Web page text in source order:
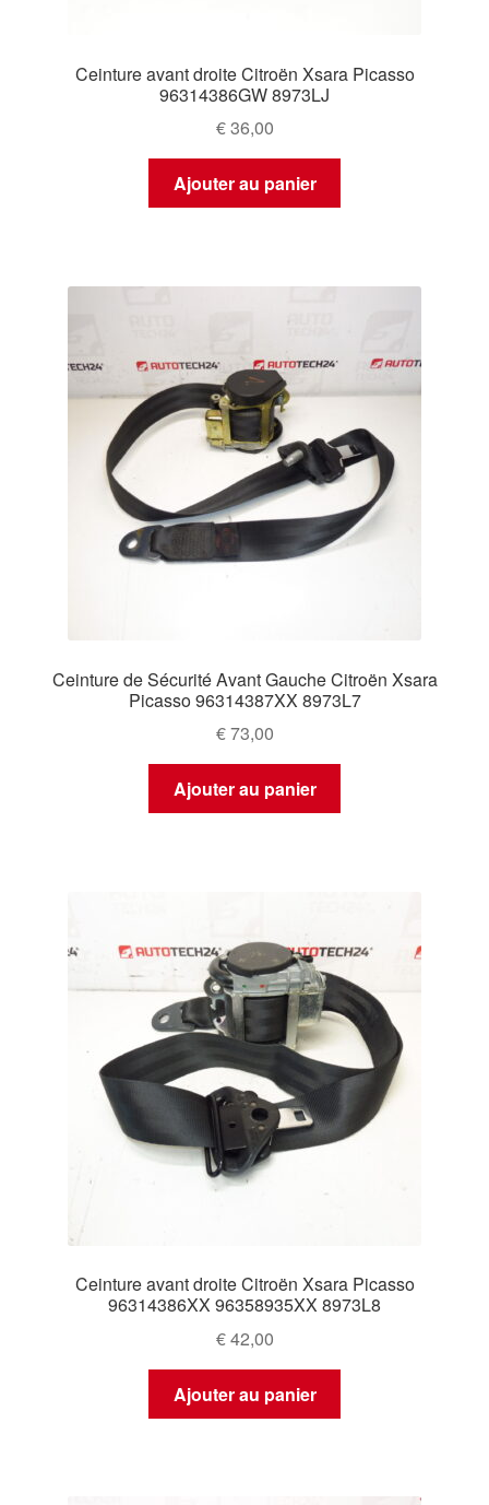
Ceinture avant droite Citroën Xsara Picasso
96314386GW 8973LJ
€36,00
Ajouter au panier
Ceinture de Sécurité Avant Gauche Citroën Xsara
Picasso 96314387XX 8973L7
€73,00
Ajouter au panier
Ceinture avant droite Citroën Xsara Picasso
96314386XX 96358935XX 8973L8
€42,00
Ajouter au panier